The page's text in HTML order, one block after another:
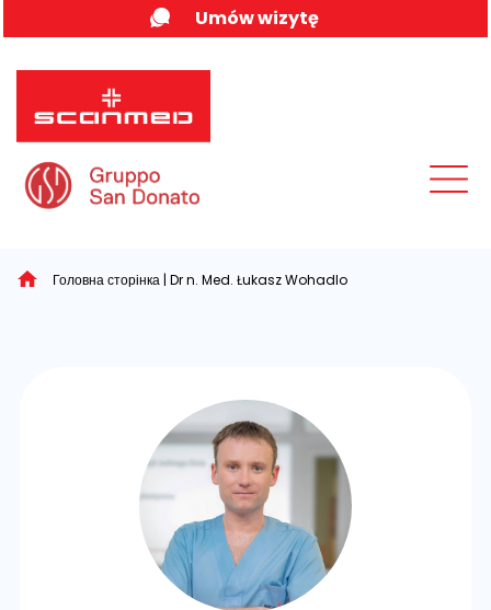
to
content
Umów wizytę
Головна сторінка | Dr n. Med. Łukasz Wohadlo